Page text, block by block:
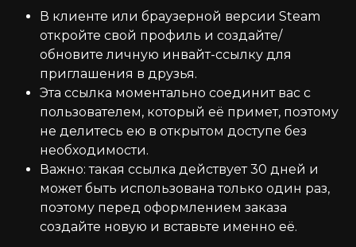
В клиенте или браузерной версии Steam
откройте свой профиль и создайте/
обновите личную инвайт-ссылку для
приглашения в друзья.
Эта ссылка моментально соединит вас с
пользователем, который её примет, поэтому
не делитесь ею в открытом доступе без
необходимости.
Важно: такая ссылка действует 30 дней и
может быть использована только один раз,
поэтому перед оформлением заказа
создайте новую и вставьте именно её.